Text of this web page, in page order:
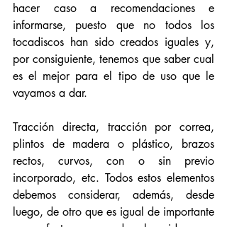
hacer caso a recomendaciones e
informarse, puesto que no todos los
tocadiscos han sido creados iguales y,
por consiguiente, tenemos que saber cual
es el mejor para el tipo de uso que le
vayamos a dar.
Tracción directa, tracción por correa,
plintos de madera o plástico, brazos
rectos, curvos, con o sin previo
incorporado, etc. Todos estos elementos
debemos considerar, además, desde
luego, de otro que es igual de importante